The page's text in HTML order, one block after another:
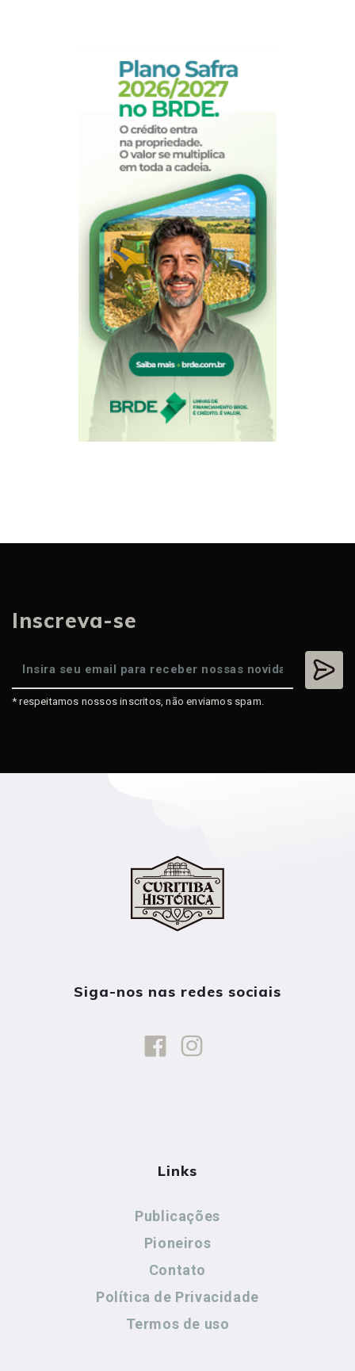
Inscreva-se
* respeitamos nossos inscritos, não enviamos spam.
Siga-nos nas redes sociais
Links
Publicações
Pioneiros
Contato
Política de Privacidade
Termos de uso